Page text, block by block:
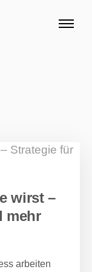
wirst –
mehr
arbeiten